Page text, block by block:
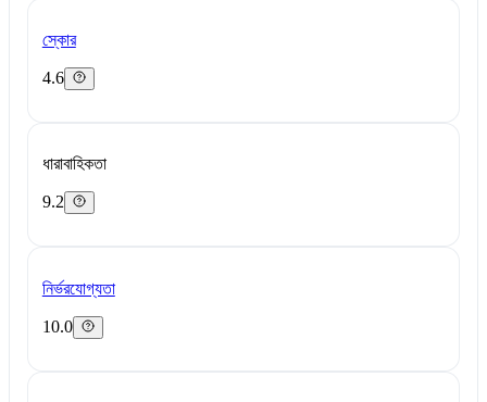
স্কোর
4.6
ধারাবাহিকতা
9.2
নির্ভরযোগ্যতা
10.0